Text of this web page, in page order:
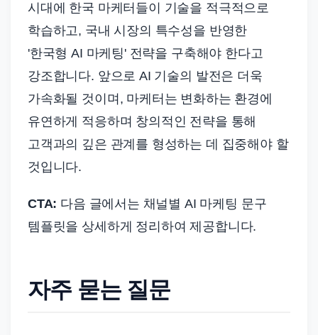
시대에 한국 마케터들이 기술을 적극적으로
학습하고, 국내 시장의 특수성을 반영한
'한국형 AI 마케팅' 전략을 구축해야 한다고
강조합니다. 앞으로 AI 기술의 발전은 더욱
가속화될 것이며, 마케터는 변화하는 환경에
유연하게 적응하며 창의적인 전략을 통해
고객과의 깊은 관계를 형성하는 데 집중해야 할
것입니다.
CTA: 다음 글에서는 채널별 AI 마케팅 문구
템플릿을 상세하게 정리하여 제공합니다.
자주 묻는 질문